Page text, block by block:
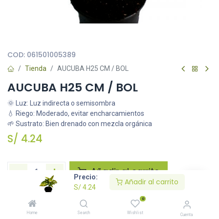
Precio:
S/4.24
Añadir al carrito
Home Search
0
Wishlist Cuenta
COD: 061501005389
Tienda AUCUBA H25 CM / BOL
AUCUBA H25 CM / BOL
🌞 Luz: Luz indirecta o semisombra
💧 Riego: Moderado, evitar encharcamientos
🌱 Sustrato: Bien drenado con mezcla orgánica
S/ 4.24
Añadir al carrito
Agregar a la lista de deseos